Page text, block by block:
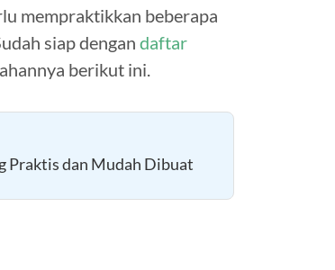
mempraktikkan beberapa
siap dengan daftar
berikut ini.
Praktis dan Mudah Dibuat